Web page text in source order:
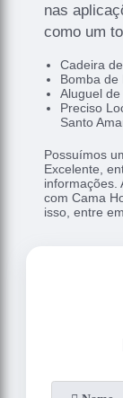
nas
como um
Cadeira
Bomba de
Aluguel
Preciso
Santo
Possuímos
Excelente,
informações.
com Cama
isso, entre